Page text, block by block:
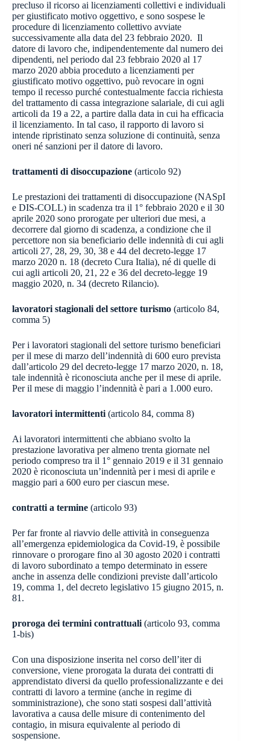
precluso il ricorso ai licenziamenti collettivi e individuali
per giustificato motivo oggettivo, e sono sospese le
procedure di licenziamento collettivo avviate
successivamente alla data del 23 febbraio 2020. Il
datore di lavoro che, indipendentemente dal numero dei
dipendenti, nel periodo dal 23 febbraio 2020 al 17
marzo 2020 abbia proceduto a licenziamenti per
giustificato motivo oggettivo, può revocare in ogni
tempo il recesso purché contestualmente faccia richiesta
del trattamento di cassa integrazione salariale, di cui agli
articoli da 19 a 22, a partire dalla data in cui ha efficacia
il licenziamento. In tal caso, il rapporto di lavoro si
intende ripristinato senza soluzione di continuità, senza
oneri né sanzioni per il datore di lavoro.
trattamenti di disoccupazione (articolo 92)
Le prestazioni dei trattamenti di disoccupazione (NASpI
e DIS-COLL) in scadenza tra il 1° febbraio 2020 e il 30
aprile 2020 sono prorogate per ulteriori due mesi, a
decorrere dal giorno di scadenza, a condizione che il
percettore non sia beneficiario delle indennità di cui agli
articoli 27, 28, 29, 30, 38 e 44 del decreto-legge 17
marzo 2020 n. 18 (decreto Cura Italia), né di quelle di
cui agli articoli 20, 21, 22 e 36 del decreto-legge 19
maggio 2020, n. 34 (decreto Rilancio).
lavoratori stagionali del settore turismo (articolo 84,
comma 5)
Per i lavoratori stagionali del settore turismo beneficiari
per il mese di marzo dell’indennità di 600 euro prevista
dall’articolo 29 del decreto-legge 17 marzo 2020, n. 18,
tale indennità è riconosciuta anche per il mese di aprile.
Per il mese di maggio l’indennità è pari a 1.000 euro.
lavoratori intermittenti (articolo 84, comma 8)
Ai lavoratori intermittenti che abbiano svolto la
prestazione lavorativa per almeno trenta giornate nel
periodo compreso tra il 1° gennaio 2019 e il 31 gennaio
2020 è riconosciuta un’indennità per i mesi di aprile e
maggio pari a 600 euro per ciascun mese.
contratti a termine (articolo 93)
Per far fronte al riavvio delle attività in conseguenza
all’emergenza epidemiologica da Covid-19, è possibile
rinnovare o prorogare fino al 30 agosto 2020 i contratti
di lavoro subordinato a tempo determinato in essere
anche in assenza delle condizioni previste dall’articolo
19, comma 1, del decreto legislativo 15 giugno 2015, n.
81.
proroga dei termini contrattuali (articolo 93, comma
1-bis)
Con una disposizione inserita nel corso dell’iter di
conversione, viene prorogata la durata dei contratti di
apprendistato diversi da quello professionalizzante e dei
contratti di lavoro a termine (anche in regime di
somministrazione), che sono stati sospesi dall’attività
lavorativa a causa delle misure di contenimento del
contagio, in misura equivalente al periodo di
sospensione.